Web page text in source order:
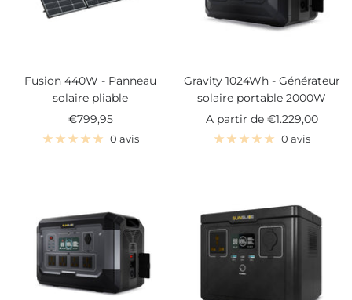
Fusion 440W - Panneau
solaire pliable
Prix
de
€799,95
0 avis
Gravity 1024Wh - Générateur
solaire portable 2000W
Prix
de
A partir de €1.229,00
0 avis